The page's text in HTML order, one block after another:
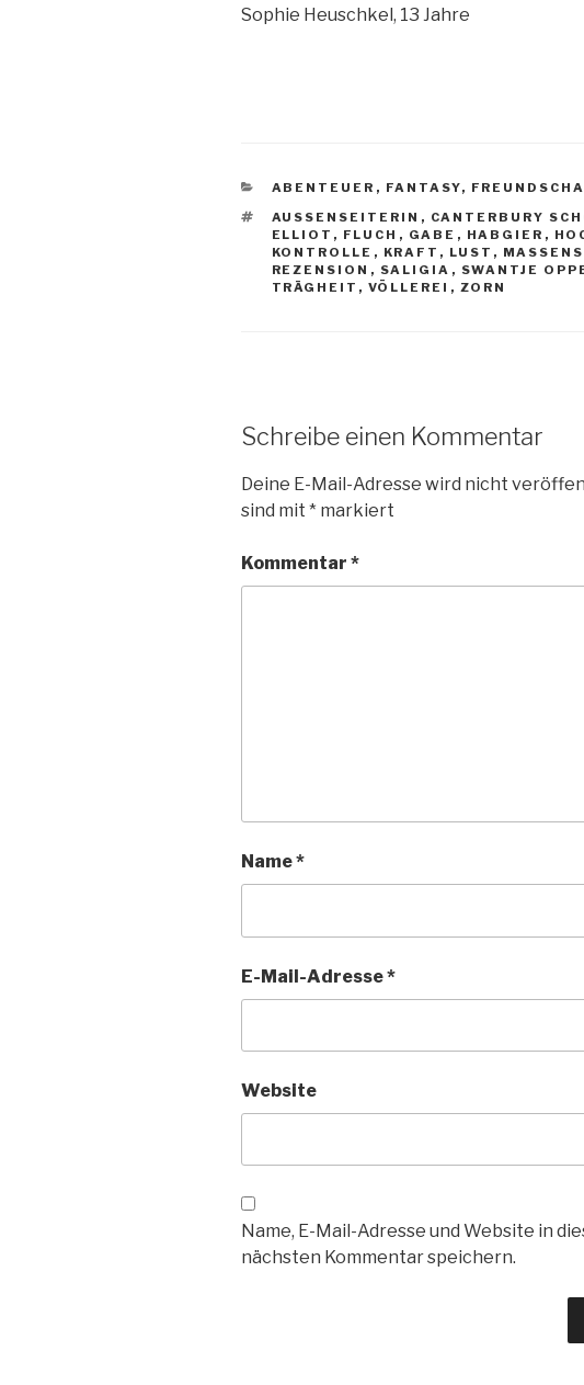
Sophie Heuschkel, 13 Jahre
KATEGORIEN
ABENTEUER , FANTASY,
SCHLAGWÖRTER
AUSSENSEITERIN , CANTERBURY
ELLIOT , FLUCH , GABE , HABGIER ,
KONTROLLE , KRAFT , LUST ,
REZENSION , SALIGIA , SWANTJE
TRÄGHEIT , VÖLLEREI , ZORN
Schreibe einen Kommentar
Deine E-Mail-Adresse wird nicht
sind mit * markiert
Kommentar *
Name*
E-Mail-Adresse*
Website
Name, E-Mail-Adresse und Website in
nächsten Kommentar speichern.